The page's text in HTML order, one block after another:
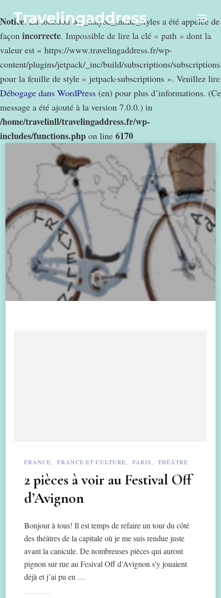
Notice: La fonction wp_maybe_inline_styles a été appelée de
façon incorrecte. Impossible de lire la clé « path » dont la
valeur est « https://www.travelingaddress.fr/wp-
content/plugins/jetpack/_inc/build/subscriptions/
pour la feuille de style « jetpack-subscriptions ». Veuillez lire
Débogage dans WordPress (en) pour plus d’informations. (Ce
message a été ajouté à la version 7.0.0.) in
/home/travelinll/travelingaddress.fr/wp-
includes/functions.php on line 6170
Travelingaddress
FRANCE FRANCE ET CULTURE PARIS THÉÂTRE
2 pièces à voir au Festival Off
d’Avignon
Bonjour à tous! Il est temps de refaire un tour du côté
des théâtres de la capitale où je me suis rendue juste
avant la canicule. De nombreuses pièces qui auront
pignon sur rue au Fesival Off d’Avignon s’y jouaient
déjà et j’ai pu en …